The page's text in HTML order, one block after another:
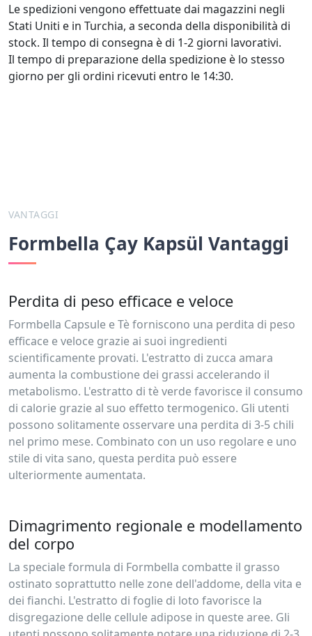
Le spedizioni vengono effettuate dai magazzini negli
Stati Uniti e in Turchia, a seconda della disponibilità di
stock. Il tempo di consegna è di 1-2 giorni lavorativi.
Il tempo di preparazione della spedizione è lo stesso
giorno per gli ordini ricevuti entro le 14:30.
VANTAGGI
Formbella Çay Kapsül Vantaggi
Perdita di peso efficace e veloce
Formbella Capsule e Tè forniscono una perdita di peso
efficace e veloce grazie ai suoi ingredienti
scientificamente provati. L'estratto di zucca amara
aumenta la combustione dei grassi accelerando il
metabolismo. L'estratto di tè verde favorisce il consumo
di calorie grazie al suo effetto termogenico. Gli utenti
possono solitamente osservare una perdita di 3-5 chili
nel primo mese. Combinato con un uso regolare e uno
stile di vita sano, questa perdita può essere
ulteriormente aumentata.
Dimagrimento regionale e modellamento
del corpo
La speciale formula di Formbella combatte il grasso
ostinato soprattutto nelle zone dell'addome, della vita e
dei fianchi. L'estratto di foglie di loto favorisce la
disgregazione delle cellule adipose in queste aree. Gli